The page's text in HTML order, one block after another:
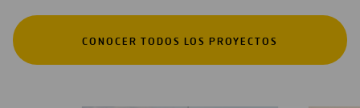
CONOCER TODOS LOS PROYECTOS